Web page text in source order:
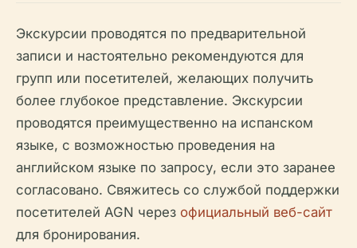
Экскурсии проводятся по предварительной
записи и настоятельно рекомендуются для
групп или посетителей, желающих получить
более глубокое представление. Экскурсии
проводятся преимущественно на испанском
языке, с возможностью проведения на
английском языке по запросу, если это заранее
согласовано. Свяжитесь со службой поддержки
посетителей AGN через официальный веб-сайт
для бронирования.